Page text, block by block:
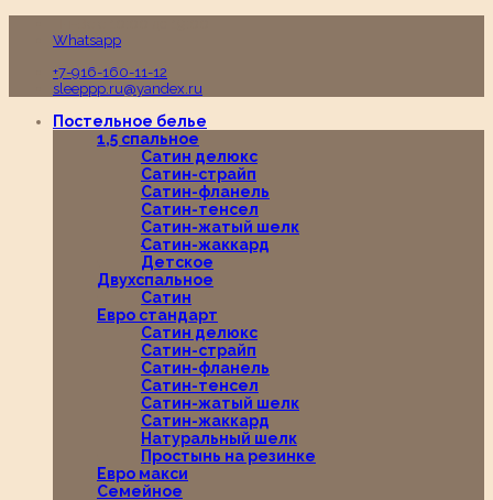
Whatsapp
+7-916-160-11-12
sleeppp.ru@yandex.ru
Постельное белье
1,5 спальное
Сатин делюкс
Сатин-страйп
Сатин-фланель
Сатин-тенсел
Сатин-жатый шелк
Сатин-жаккард
Детское
Двухспальное
Сатин
Евро стандарт
Сатин делюкс
Сатин-страйп
Сатин-фланель
Сатин-тенсел
Сатин-жатый шелк
Сатин-жаккард
Натуральный шелк
Простынь на резинке
Евро макси
Семейное